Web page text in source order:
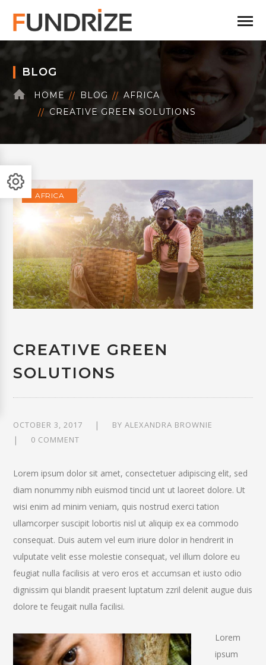
BLOG
HOME BLOG
AFRICA
CREATIVE GREEN SOLUTIONS
AFRICA
CREATIVE GREEN
SOLUTIONS
OCTOBER 3, 2017 BYALEXANDRA BROWNIE
0 COMMENT
Lorem ipsum dolor sit amet, consectetuer adipiscing elit, sed
diam nonummy nibh euismod tincid unt ut laoreet dolore. Ut
wisi enim ad minim veniam, quis nostrud exerci tation
ullamcorper suscipit lobortis nisl ut aliquip ex ea commodo
consequat. Duis autem vel eum iriure dolor in hendrerit in
vulputate velit esse molestie consequat, vel illum dolore eu
feugiat nulla facilisis at vero eros et accumsan et iusto odio
dignissim qui blandit praesent luptatum zzril delenit augue duis
dolore te feugait nulla facilisi.
Lorem
ipsum